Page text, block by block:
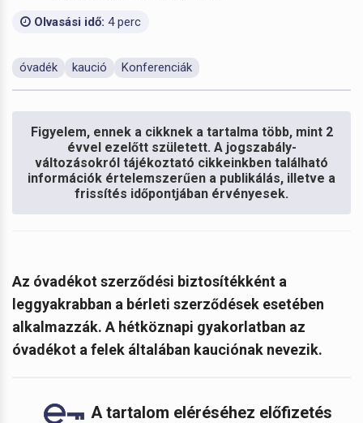
Olvasási idő: 4 perc
óvadék kaució Konferenciák
Figyelem, ennek a cikknek a tartalma több, mint 2
évvel ezelőtt született. A jogszabály-
változásokról tájékoztató cikkeinkben található
információk értelemszerűen a publikálás, illetve a
frissítés időpontjában érvényesek.
Az óvadékot szerződési biztosítékként a
leggyakrabban a bérleti szerződések esetében
alkalmazzák. A hétköznapi gyakorlatban az
óvadékot a felek általában kauciónak nevezik.
A tartalom eléréséhez előfizetés